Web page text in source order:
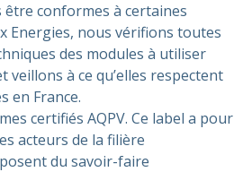
être conformes à certaines
Energies, nous vérifions toutes
des modules à utiliser
à ce qu’elles respectent
en France.
certifiés AQPV. Ce label a pour
acteurs de la filière
du savoir-faire